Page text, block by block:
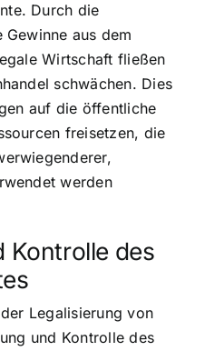
Durch die
aus dem
Wirtschaft fließen
schwächen. Dies
auf die öffentliche
freisetzen, die
werden
Kontrolle des
Legalisierung von
und Kontrolle des